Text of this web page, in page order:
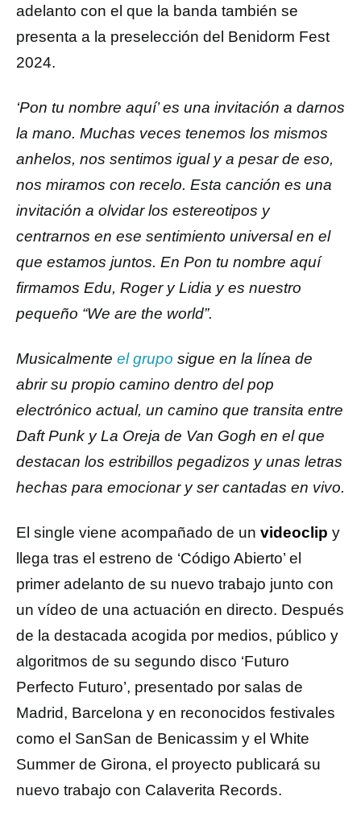
adelanto con el que la banda también se
presenta a la preselección del Benidorm Fest
2024.
‘Pon tu nombre aquí’ es una invitación a darnos
la mano. Muchas veces tenemos los mismos
anhelos, nos sentimos igual y a pesar de eso,
nos miramos con recelo. Esta canción es una
invitación a olvidar los estereotipos y
centrarnos en ese sentimiento universal en el
que estamos juntos. En Pon tu nombre aquí
firmamos Edu, Roger y Lidia y es nuestro
pequeño “We are the world”.
Musicalmente el grupo sigue en la línea de
abrir su propio camino dentro del pop
electrónico actual, un camino que transita entre
Daft Punk y La Oreja de Van Gogh en el que
destacan los estribillos pegadizos y unas letras
hechas para emocionar y ser cantadas en vivo.
El single viene acompañado de un videoclip y
llega tras el estreno de ‘Código Abierto’ el
primer adelanto de su nuevo trabajo junto con
un vídeo de una actuación en directo. Después
de la destacada acogida por medios, público y
algoritmos de su segundo disco ‘Futuro
Perfecto Futuro’, presentado por salas de
Madrid, Barcelona y en reconocidos festivales
como el SanSan de Benicassim y el White
Summer de Girona, el proyecto publicará su
nuevo trabajo con Calaverita Records.